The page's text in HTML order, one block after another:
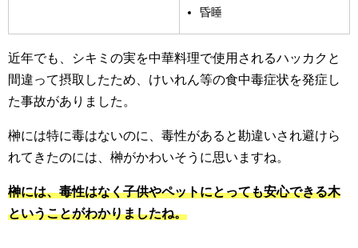
昏睡
近年でも、シキミの実を中華料理で使用されるハッカクと
間違って摂取したため、けいれん等の食中毒症状を発症し
た事故がありました。
榊には特に毒はないのに、毒性があると勘違いされ避けら
れてきたのには、榊がかわいそうに思いますね。
榊には、毒性はなく子供やペットにとっても安心できる木
ということがわかりましたね。